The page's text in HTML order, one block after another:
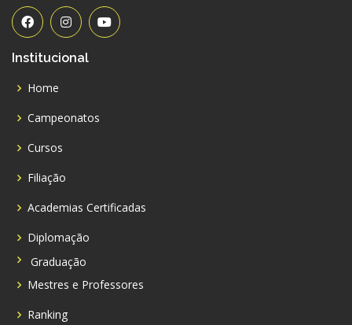
Institucional
Home
Campeonatos
Cursos
Filiação
Academias Certificadas
Diplomação
Graduação
Mestres e Professores
Ranking